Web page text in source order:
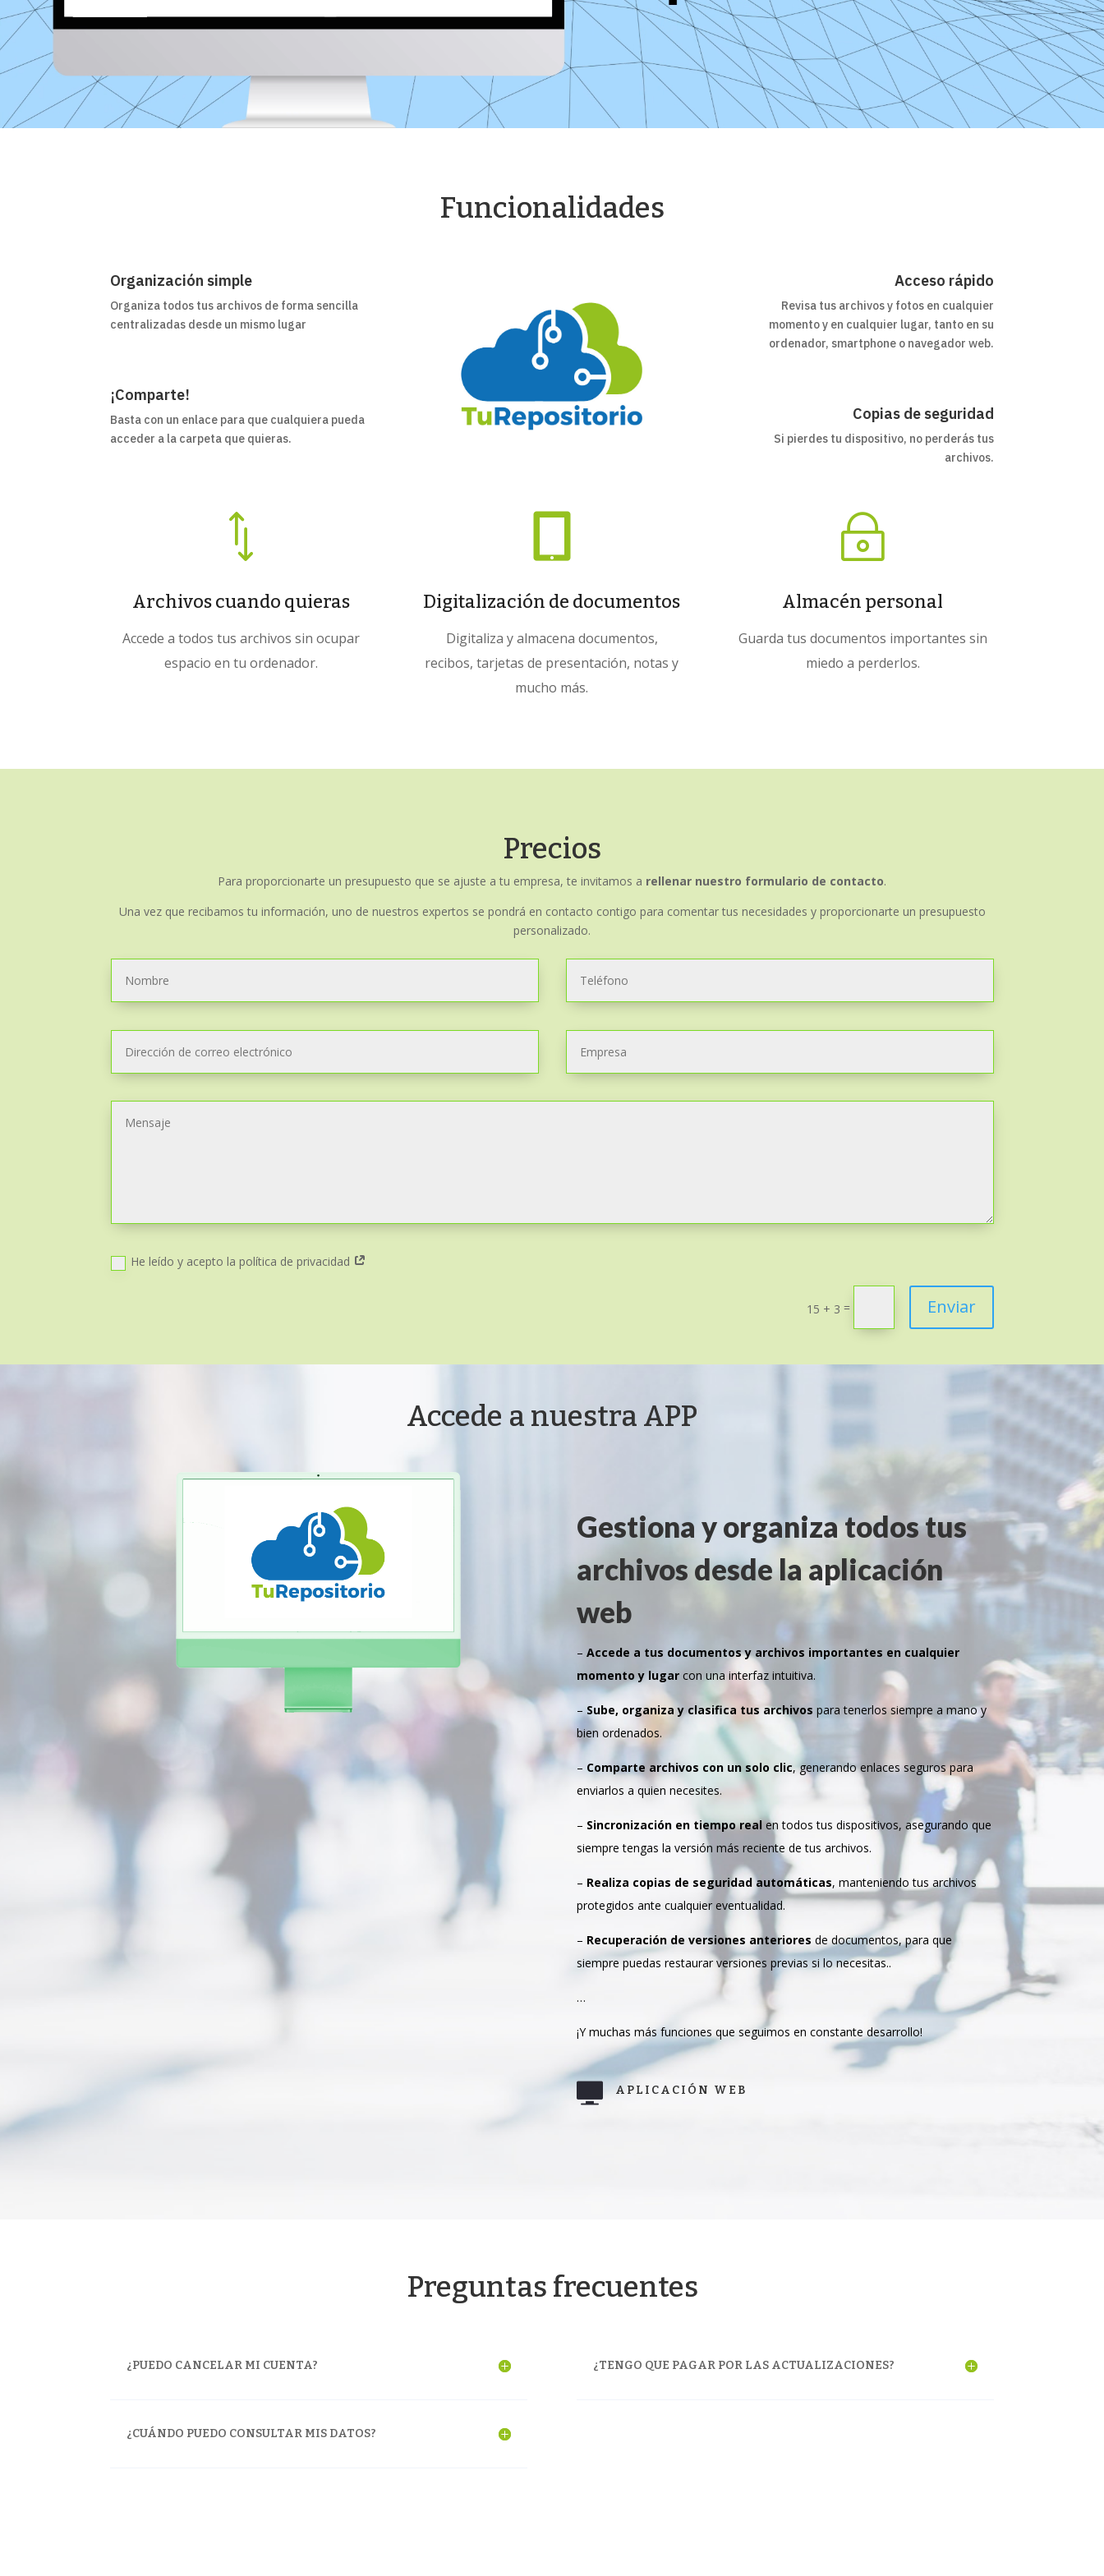
Funcionalidades
Organización simple
Organiza todos tus archivos de forma sencilla
centralizadas desde un mismo lugar
¡Comparte!
Basta con un enlace para que cualquiera pueda
acceder a la carpeta que quieras.
Acceso rápido
Revisa tus archivos y fotos en cualquier
momento y en cualquier lugar, tanto en su
ordenador, smartphone o navegador web.
Copias de seguridad
Si pierdes tu dispositivo, no perderás tus
archivos.
*
Archivos cuando quieras
Accede a todos tus archivos sin ocupar
espacio en tu ordenador.
Digitalización de documentos
Digitaliza y almacena documentos,
recibos, tarjetas de presentación, notas y
mucho más.
~
Almacén personal
Guarda tus documentos importantes sin
miedo a perderlos.
Precios
Para proporcionarte un presupuesto que se ajuste a tu empresa, te invitamos a rellenar nuestro formulario de contacto.
Una vez que recibamos tu información, uno de nuestros expertos se pondrá en contacto contigo para comentar tus necesidades y proporcionarte un presupuesto
personalizado.
He leído y acepto la política de privacidad
15 + 3 = Enviar
Accede a nuestra APP
Gestiona y organiza todos tus
archivos desde la aplicación
web
– Accede a tus documentos y archivos importantes en cualquier
momento y lugarcon una interfaz intuitiva.
– Sube, organiza y clasifica tus archivos para tenerlos siempre a mano y
bien ordenados.
– Comparte archivos con un solo clic, generando enlaces seguros para
enviarlos a quien necesites.
– Sincronización en tiempo realen todos tus dispositivos, asegurando que
siempre tengas la versión más reciente de tus archivos.
– Realiza copias de seguridad automáticas, manteniendo tus archivos
protegidos ante cualquier eventualidad.
– Recuperación de versiones anteriores de documentos, para que
siempre puedas restaurar versiones previas si lo necesitas..
…
¡Y muchas más funciones que seguimos en constante desarrollo!
APLICACIÓN WEB
Preguntas frecuentes
¿PUEDO CANCELAR MI CUENTA?
¿CUÁNDO PUEDO CONSULTAR MIS DATOS?
¿TENGO QUE PAGAR POR LAS ACTUALIZACIONES?